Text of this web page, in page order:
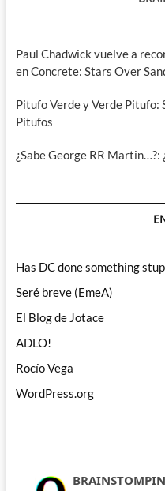
Paul Chadwick vuelve a
en Concrete: Stars Over
Pitufo Verde y Verde Pitufo:
Pitufos
¿Sabe George RR
Has DC done something
Seré breve (EmeA)
El Blog de Jotace
ADLO!
Rocío Vega
WordPress.org